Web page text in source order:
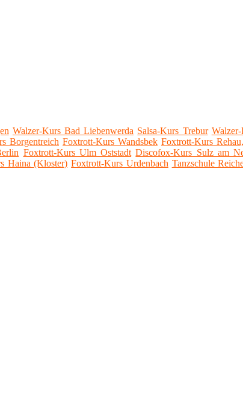
Walzer-Kurs Bad Liebenwerda Salsa-Kurs Trebur
Borgentreich Foxtrott-Kurs Wandsbek Foxtrott-Kurs
Foxtrott-Kurs Ulm Oststadt Discofox-Kurs Sulz am
Haina (Kloster) Foxtrott-Kurs Urdenbach Tanzschule